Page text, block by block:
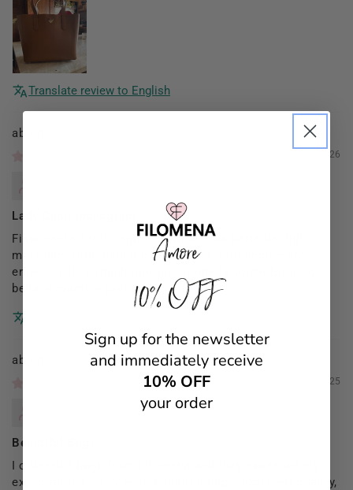
Translate review to English
01/03/2026
Lady Capri monogram
Finalmente il mio regalo di Natale (da parte dei figli su
mia indicazione)una borsa x me (le altre acquistate
erano regali x amiche)proprio come la volevo!proprio
bella elegante e pratica!!
Filomena Amore
09/13/2025
Rosaria Del Prete
Beautiful Bags
I ordered 2 bags from Filomena and they exceeded my
expectations. They were beautiful bags, excellent quality,
10% OFF
Sign up for the newsletter
and immediately receive
10% OFF
your order